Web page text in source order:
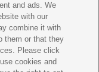
and ads. We
with our
combine it with
them or that they
Please click
cookies and